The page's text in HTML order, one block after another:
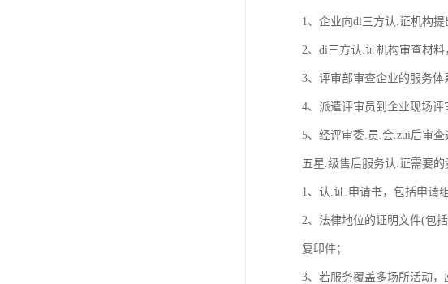
1、企业向di三方认.证机构提
2、di三方认.证机构审查材料
3、评审部审查企业的服务体
4、派遣评审员到企业现场评
5、经评审委.员.会.zui后审
五星.级售后服务认.证需要的
1、认.证.申请书，包括申请
2、法律地位的证明文件(包
复印件；
3、若服务覆盖多场所活动